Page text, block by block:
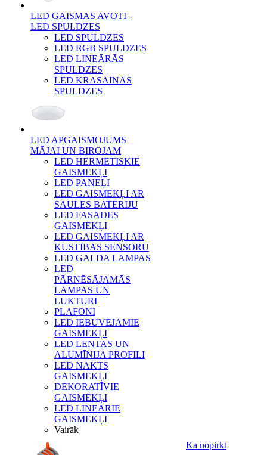
LED GAISMAS AVOTI -
LED SPULDZES
LED SPULDZES
LED RGB SPULDZES
LED LINEĀRĀS
SPULDZES
LED KRĀSAINĀS
SPULDZES
LED APGAISMOJUMS
MĀJAI UN BIROJAM
LED HERMĒTISKIE
GAISMEKĻI
LED PANEĻI
LED GAISMEKĻI AR
SAULES BATERIJU
LED FASĀDES
GAISMEKĻI
LED GAISMEKĻI AR
KUSTĪBAS SENSORU
LED GALDA LAMPAS
LED
PĀRNĒSĀJAMĀS
LAMPAS UN
LUKTURI
PLAFONI
LED IEBŪVĒJAMIE
GAISMEKĻI
LED LENTAS UN
ALUMĪNIJA PROFILI
LED NAKTS
GAISMEKĻI
DEKORATĪVIE
GAISMEKĻI
LED LINEĀRIE
GAISMEKĻI
Vairāk
Ka nopirkt